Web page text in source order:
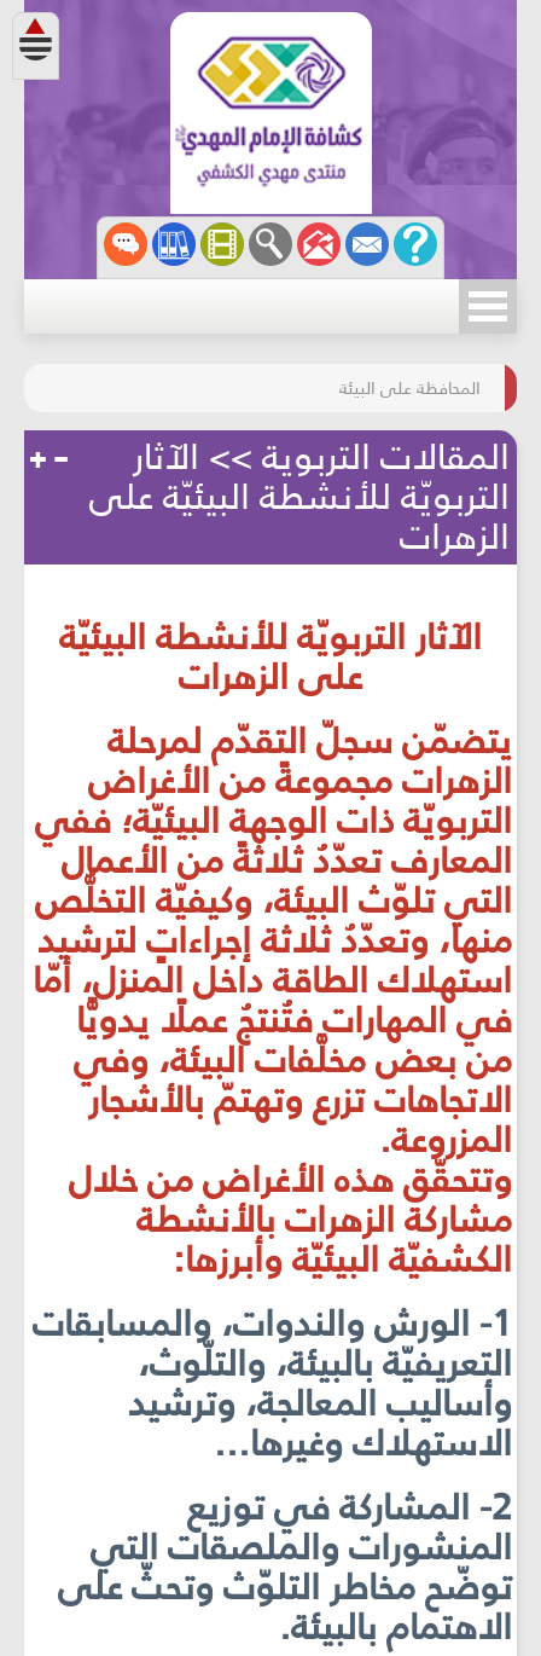
مسابقة الركب الحسينيّ
المحافظة على البيئة
المقالات التربوية >> الآثار
التربويّة للأنشطة البيئيّة على
الزهرات
الآثار التربويّة للأنشطة البيئيّة
على الزهرات
يتضمّن سجلّ التقدّم لمرحلة
الزهرات مجموعةً من الأغراض
التربويّة ذات الوجهة البيئيّة؛ ففي
المعارف تعدّدُ ثلاثةً من الأعمال
التي تلوّث البيئة، وكيفيّة التخلُّص
منها، وتعدّدُ ثلاثة إجراءاتٍ لترشيد
استهلاك الطاقة داخل المنزل، أمّا
في المهارات فتُنتجُ عملًا يدويًّا
من بعض مخلَّفات البيئة، وفي
الاتجاهات تزرع وتهتمّ بالأشجار
المزروعة.
وتتحقّق هذه الأغراض من خلال
مشاركة الزهرات بالأنشطة
الكشفيّة البيئيّة وأبرزها:
1- الورش والندوات، والمسابقات
التعريفيّة بالبيئة، والتلّوث،
وأساليب المعالجة، وترشيد
الاستهلاك وغيرها...
2- المشاركة في توزيع
المنشورات والملصقات التي
توضّح مخاطر التلوّث وتحثّ على
الاهتمام بالبيئة.